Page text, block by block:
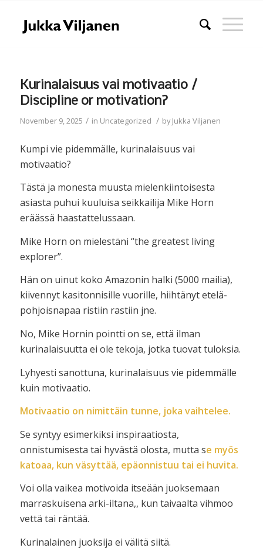
Kurinalaisuus vai motivaatio /
Discipline or motivation?
November 9, 2025 / in Uncategorized / byJukka Viljanen
Kumpi vie pidemmälle, kurinalaisuus vai
motivaatio?
Tästä ja monesta muusta mielenkiintoisesta
asiasta puhui kuuluisa seikkailija Mike Horn
eräässä haastattelussaan.
Mike Horn on mielestäni “the greatest living
explorer”.
Hän on uinut koko Amazonin halki (5000 mailia),
kiivennyt kasitonnisille vuorille, hiihtänyt etelä-
pohjoisnapaa ristiin rastiin jne.
No, Mike Hornin pointti on se, että ilman
kurinalaisuutta ei ole tekoja, jotka tuovat tuloksia.
Lyhyesti sanottuna, kurinalaisuus vie pidemmälle
kuin motivaatio.
Motivaatio on nimittäin tunne, joka vaihtelee.
Se syntyy esimerkiksi inspiraatiosta,
onnistumisesta tai hyvästä olosta, mutta se myös
katoaa, kun väsyttää, epäonnistuu tai ei huvita.
Voi olla vaikea motivoida itseään juoksemaan
marraskuisena arki-iltana,, kun taivaalta vihmoo
vettä tai räntää.
Kurinalainen juoksija ei välitä siitä.